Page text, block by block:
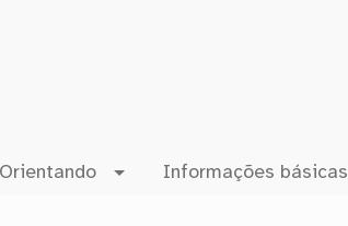
Orientando Informações básicas